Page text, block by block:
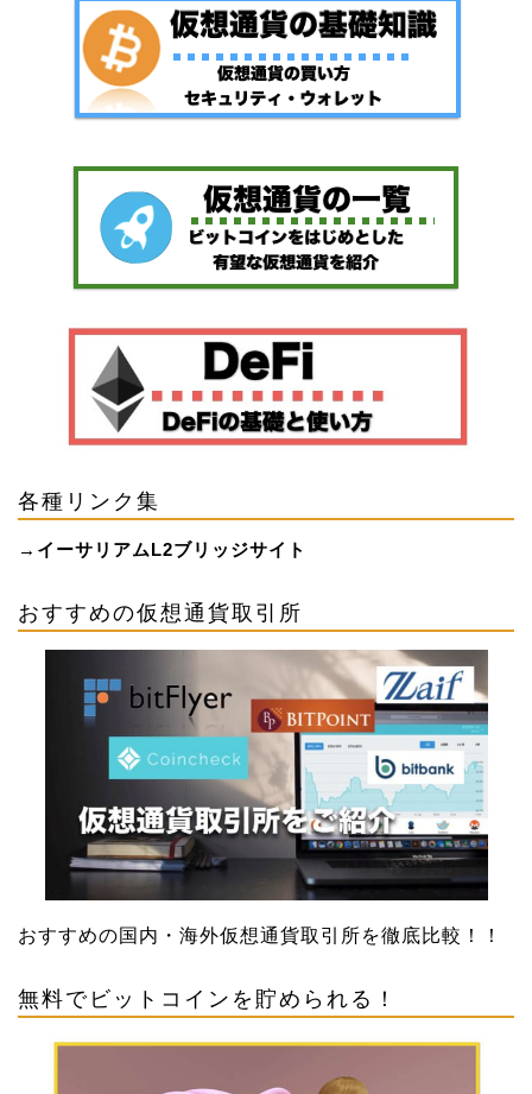
各種リンク集
→ イーサリアムL2ブリッジサイト
おすすめの仮想通貨取引所
おすすめの国内・海外仮想通貨取引所を徹底比較！！
無料でビットコインを貯められる！